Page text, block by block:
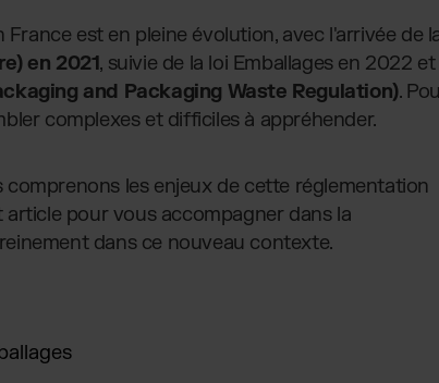
est en pleine évolution, avec l'arrivée de
en 2021, suivie de la loi Emballages en 2022
and Packaging Waste Regulation).
complexes et difficiles à appréhender.
comprenons les enjeux de cette réglementation
pour vous accompagner dans la
dans ce nouveau contexte.